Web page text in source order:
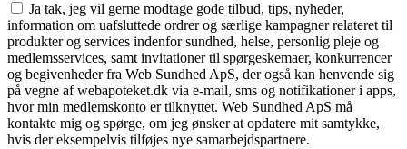
Ja tak, jeg vil gerne modtage gode tilbud, tips, nyheder,
information om uafsluttede ordrer og særlige kampagner relateret til
produkter og services indenfor sundhed, helse, personlig pleje og
medlemsservices, samt invitationer til spørgeskemaer, konkurrencer
og begivenheder fra Web Sundhed ApS, der også kan henvende sig
på vegne af webapoteket.dk via e-mail, sms og notifikationer i apps,
hvor min medlemskonto er tilknyttet. Web Sundhed ApS må
kontakte mig og spørge, om jeg ønsker at opdatere mit samtykke,
hvis der eksempelvis tilføjes nye samarbejdspartnere.